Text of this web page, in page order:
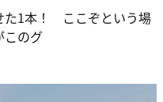
た1本！ ここぞという場
このグ